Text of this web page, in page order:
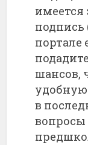
имеется
подпись
портале
шансов,
удобную
в
вопросы